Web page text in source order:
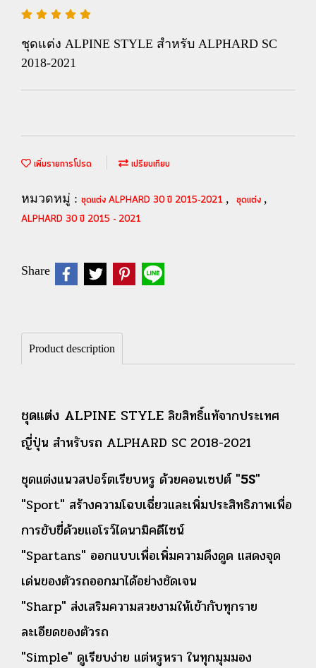
ชุดแต่ง ALPINE STYLE สำหรับ ALPHARD SC
2018-2021
เพิ่มรายการโปรด เปรียบเทียบ
หมวดหมู่ : ชุดแต่ง ALPHARD 30 ปี 2015-2021 , ชุดแต่ง ,
ALPHARD 30 ปี 2015 - 2021
Share
Product description
ชุดแต่ง ALPINE STYLE ลิขสิทธิ์แท้จากประเทศ
ญี่ปุ่น สำหรับรถ ALPHARD SC 2018-2021
ชุดแต่งแนวสปอร์ตเรียบหรู ด้วยคอนเซปต์ "5S"
"Sport" สร้างความโฉบเฉี่ยวและเพิ่มประสิทธิภาพเพื่อ
การขับขี่ด้วยแอโรว์ไดนามิคดีไซน์
"Spartans" ออกแบบเพื่อเพิ่มความดึงดูด แสดงจุด
เด่นของตัวรถออกมาได้อย่างชัดเจน
"Sharp" ส่งเสริมความสวยงามให้เข้ากับทุกราย
ละเอียดของตัวรถ
"Simple" ดูเรียบง่าย แต่หรูหรา ในทุกมุมมอง